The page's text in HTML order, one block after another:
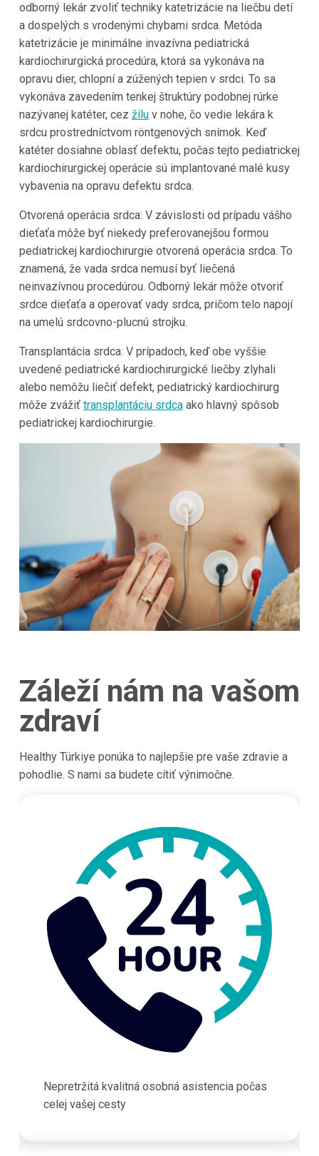
odborný lekár zvoliť techniky katetrizácie na liečbu detí
a dospelých s vrodenými chybami srdca. Metóda
katetrizácie je minimálne invazívna pediatrická
kardiochirurgická procedúra, ktorá sa vykonáva na
opravu dier, chlopní a zúžených tepien v srdci. To sa
vykonáva zavedením tenkej štruktúry podobnej rúrke
nazývanej katéter, cez žíluv nohe, čo vedie lekára k
srdcu prostredníctvom röntgenových snímok. Keď
katéter dosiahne oblasť defektu, počas tejto pediatrickej
kardiochirurgickej operácie sú implantované malé kusy
vybavenia na opravu defektu srdca.
Otvorená operácia srdca: V závislosti od prípadu vášho
dieťaťa môže byť niekedy preferovanejšou formou
pediatrickej kardiochirurgie otvorená operácia srdca. To
znamená, že vada srdca nemusí byť liečená
neinvazívnou procedúrou. Odborný lekár môže otvoriť
srdce dieťaťa a operovať vady srdca, pričom telo napojí
na umelú srdcovno-plucnú strojku.
Transplantácia srdca: V prípadoch, keď obe vyššie
uvedené pediatrické kardiochirurgické liečby zlyhali
alebo nemôžu liečiť defekt, pediatrický kardiochirurg
môže zvážiť transplantáciu srdcaako hlavný spôsob
pediatrickej kardiochirurgie.
Záleží nám na vašom
zdraví
Healthy Türkiye ponúka to najlepšie pre vaše zdravie a
pohodlie. S nami sa budete cítiť výnimočne.
Nepretržitá kvalitná osobná asistencia počas
celej vašej cesty